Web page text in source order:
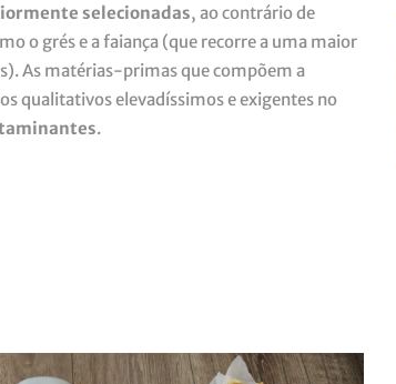
selecionadas, ao contrário de
o grés e a faiança (que recorre a uma maior
As matérias-primas que compõem a
qualitativos elevadíssimos e exigentes no
.